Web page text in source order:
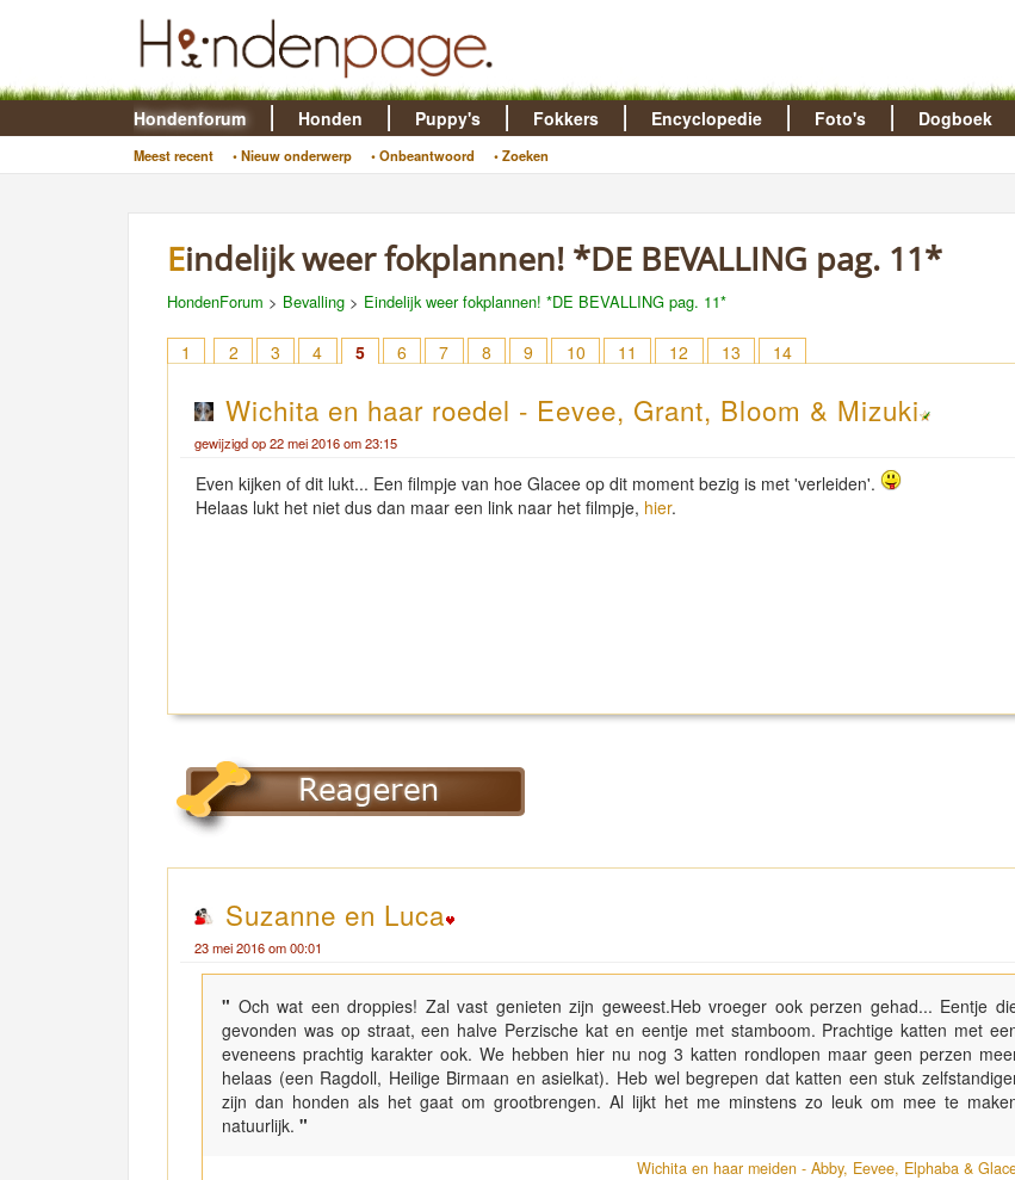
Hondenforum
Meest recent • Nieuw onderwerp • Onbeantwoord • Zoeken
Honden Puppy's Fokkers Encyclopedie Foto's Dogboek
Eindelijk weer fokplannen! *DE BEVALLING pag. 11*
HondenForum > Bevalling > Eindelijk weer fokplannen! *DE BEVALLING pag. 11*
1 2 3 4 5 6 7 8 9 10 11 12 13 14
Wichita en haar roedel - Eevee, Grant, Bloom & Mizuki
gewijzigd op 22 mei 2016 om 23:15
Even kijken of dit lukt... Een filmpje van hoe Glacee op dit moment bezig is met 'verleiden'.
Helaas lukt het niet dus dan maar een link naar het filmpje, hier.
Suzanne en Luca
23 mei 2016 om 00:01
" Och wat een droppies! Zal vast genieten zijn geweest.Heb vroeger ook perzen gehad... Eentje
gevonden was op straat, een halve Perzische kat en eentje met stamboom. Prachtige katten met
eveneens prachtig karakter ook. We hebben hier nu nog 3 katten rondlopen maar geen perzen
helaas (een Ragdoll, Heilige Birmaan en asielkat). Heb wel begrepen dat katten een stuk
zijn dan honden als het gaat om grootbrengen. Al lijkt het me minstens zo leuk om mee te
natuurlijk. "
Wichita en haar meiden - Abby, Eevee, Elphaba &